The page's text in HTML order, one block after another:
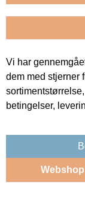
Vi har
dem med stjerner
betingelser,
Webshop